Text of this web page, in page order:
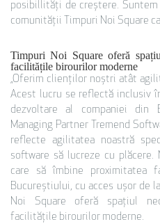
posibillități de creștere. Suntem
comunității Timpuri Noi Square
Timpuri Noi Square oferă
facilitățile birourilor moderne
„Oferim clienților noștri atât
Acest lucru se reflectă inclusiv
dezvoltare al companiei din
Managing Partner Tremend
reflecte agilitatea noastră
software să lucreze cu
care să îmbine proximitatea
Bucureștiului, cu acces ușor de
Noi Square oferă spațiul
facilitățile birourilor moderne.